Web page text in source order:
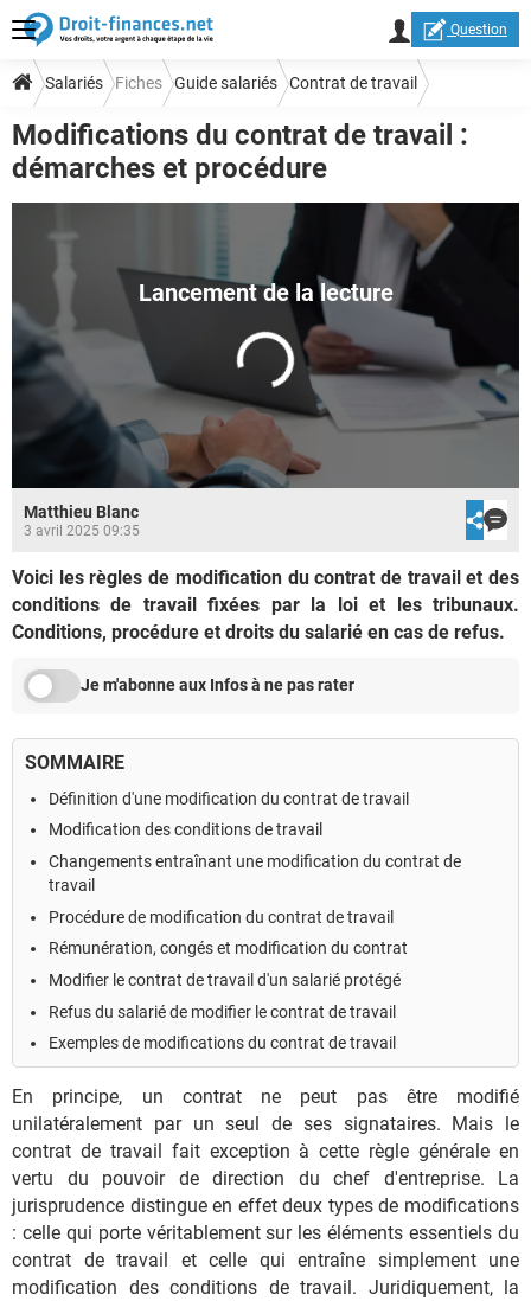
Question
Salariés Fiches Guide salariés Contrat de travail
Réglementation et droit du travail
Modifications du contrat de travail :
démarches et procédure
Matthieu Blanc
3 avril 2025 09:35
Voici les règles de modification du contrat de travail et des
conditions de travail fixées par la loi et les tribunaux.
Conditions, procédure et droits du salarié en cas de refus.
Je m'abonne aux Infos à ne pas rater
SOMMAIRE
Définition d'une modification du contrat de travail
Modification des conditions de travail
Changements entraînant une modification du contrat de
travail
Procédure de modification du contrat de travail
Rémunération, congés et modification du contrat
Modifier le contrat de travail d'un salarié protégé
Refus du salarié de modifier le contrat de travail
Exemples de modifications du contrat de travail
En principe, un contrat ne peut pas être modifié
unilatéralement par un seul de ses signataires. Mais le
contrat de travail fait exception à cette règle générale en
vertu du pouvoir de direction du chef d'entreprise. La
jurisprudence distingue en effet deux types de modifications
: celle qui porte véritablement sur les éléments essentiels du
contrat de travail et celle qui entraîne simplement une
modification des conditions de travail. Juridiquement, la